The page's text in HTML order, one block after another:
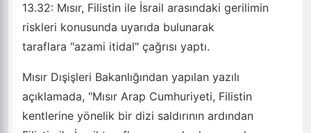
13.32: Mısır, Filistin ile İsrail arasındaki gerilimin
riskleri konusunda uyarıda bulunarak
taraflara "azami itidal" çağrısı yaptı.
Mısır Dışişleri Bakanlığından yapılan yazılı
açıklamada, "Mısır Arap Cumhuriyeti, Filistin
kentlerine yönelik bir dizi saldırının ardından